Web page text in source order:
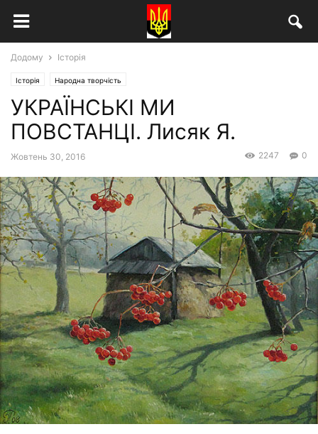
Додому Історія
Історія Народна творчість
УКРАЇНСЬКІ МИ
ПОВСТАНЦI. Лисяк Я.
Жовтень 30, 2016 0
2247